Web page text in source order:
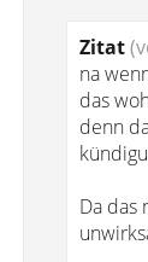
Zitat
na
das
denn
Da das